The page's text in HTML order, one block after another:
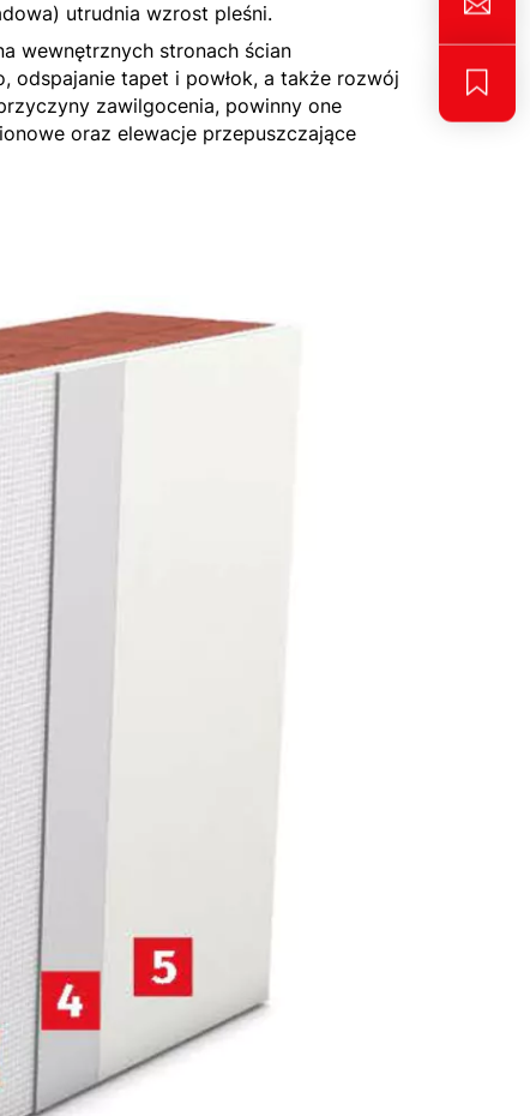
utrudnia wzrost pleśni.
wewnętrznych stronach ścian
odspajanie tapet i powłok, a także rozwój
zawilgocenia, powinny one
oraz elewacje przepuszczające